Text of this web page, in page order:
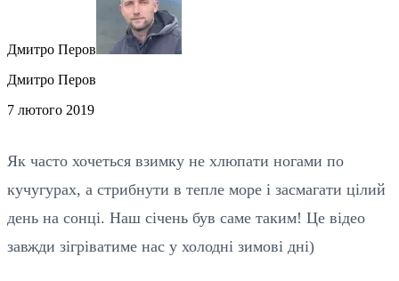
Дмитро Перов
Дмитро Перов
7 лютого 2019
Як часто хочеться взимку не хлюпати ногами по
кучугурах, а стрибнути в тепле море і засмагати цілий
день на сонці. Наш січень був саме таким! Це відео
завжди зігріватиме нас у холодні зимові дні)